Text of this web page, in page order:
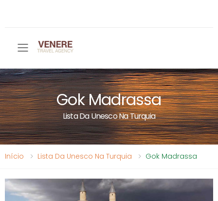
Toggle mobile menu
Gok Madrassa
Lista Da Unesco Na Turquia
Início Lista Da Unesco Na Turquia Gok Madrassa